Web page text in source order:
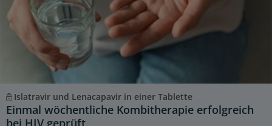
Islatravir und Lenacapavir in einer Tablette
Einmal wöchentliche Kombitherapie erfolgreich
bei HIV geprüft